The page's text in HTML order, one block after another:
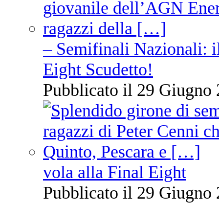
– Semifinali Nazionali:
Eight Scudetto!
Pubblicato il 29 Giugno
vola alla Final Eight
Pubblicato il 29 Giugno